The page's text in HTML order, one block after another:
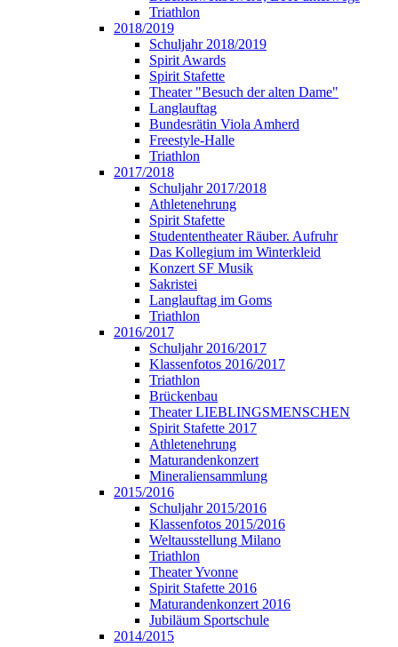
Triathlon
2018/2019
Schuljahr 2018/2019
Spirit Awards
Spirit Stafette
Theater "Besuch der alten Dame"
Langlauftag
Bundesrätin Viola Amherd
Freestyle-Halle
Triathlon
2017/2018
Schuljahr 2017/2018
Athletenehrung
Spirit Stafette
Studententheater Räuber. Aufruhr
Das Kollegium im Winterkleid
Konzert SF Musik
Sakristei
Langlauftag im Goms
Triathlon
2016/2017
Schuljahr 2016/2017
Klassenfotos 2016/2017
Triathlon
Brückenbau
Theater LIEBLINGSMENSCHEN
Spirit Stafette 2017
Athletenehrung
Maturandenkonzert
Mineraliensammlung
2015/2016
Schuljahr 2015/2016
Klassenfotos 2015/2016
Weltausstellung Milano
Triathlon
Theater Yvonne
Spirit Stafette 2016
Maturandenkonzert 2016
Jubiläum Sportschule
2014/2015